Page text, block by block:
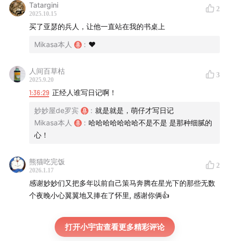
Tatargini
2025.10.15
2
买了亚瑟的兵人，让他一直站在我的书桌上
Mikasa本人 : ❤️
人间百草枯
2025.9.20
3
1:36:29 正经人谁写日记啊！
妙妙屋de罗宾 : 就是就是，萌仔才写日记
Mikasa本人
: 哈哈哈哈哈哈哈不是不是 是那种细腻的
心！
熊猫吃完饭
2026.1.17
2
感谢妙妙们又把多年以前自己策马奔腾在星光下的那些无数
个夜晚小心翼翼地又捧在了怀里, 感谢你俩👍
打开小宇宙查看更多精彩评论